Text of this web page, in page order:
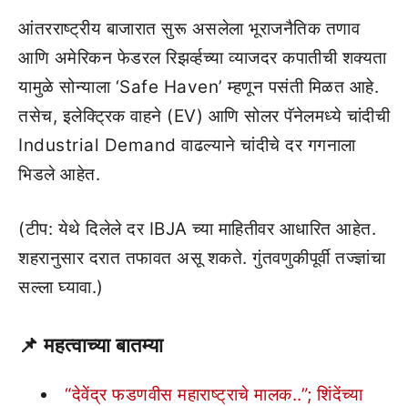
आंतरराष्ट्रीय बाजारात सुरू असलेला भूराजनैतिक तणाव
आणि अमेरिकन फेडरल रिझर्व्हच्या व्याजदर कपातीची शक्यता
यामुळे सोन्याला ‘Safe Haven’ म्हणून पसंती मिळत आहे.
तसेच, इलेक्ट्रिक वाहने (EV) आणि सोलर पॅनेलमध्ये चांदीची
Industrial Demand वाढल्याने चांदीचे दर गगनाला
भिडले आहेत.
(टीप: येथे दिलेले दर IBJA च्या माहितीवर आधारित आहेत.
शहरानुसार दरात तफावत असू शकते. गुंतवणुकीपूर्वी तज्ज्ञांचा
सल्ला घ्यावा.)
📌 महत्वाच्या बातम्या
“देवेंद्र फडणवीस महाराष्ट्राचे मालक..”; शिंदेंच्या